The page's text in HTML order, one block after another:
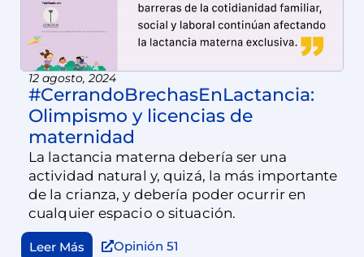
12 agosto, 2024
#CerrandoBrechasEnLactancia:
Olimpismo y licencias de
maternidad
La lactancia materna debería ser una
actividad natural y, quizá, la más importante
de la crianza, y debería poder ocurrir en
cualquier espacio o situación.
Leer Más Opinión 51